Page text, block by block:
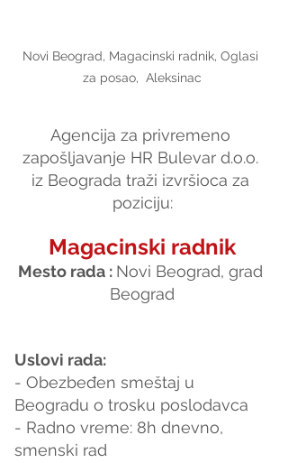
Novi Beograd, Magacinski radnik, Oglasi
za posao,  Aleksinac
Agencija za privremeno
zapošljavanje HR Bulevar d.o.o.
iz Beograda traži izvršioca za
poziciju:
Magacinski radnik
Mesto rada : Novi Beograd, grad
Beograd
Uslovi rada:
- Obezbeđen smeštaj u
Beogradu o trosku poslodavca
- Radno vreme: 8h dnevno,
smenski rad